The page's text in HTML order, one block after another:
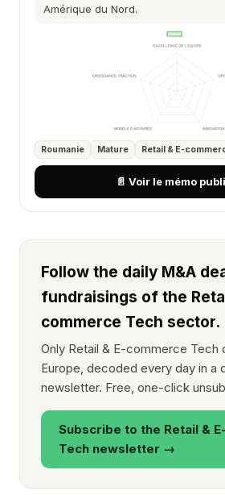
Amérique du Nord.
Roumanie Mature Retail & E-
📄 Voir le mémo
Follow the daily M&A
fundraisings of the
commerce Tech sector.
Only Retail & E-commerce Tech
Europe, decoded every day in a
newsletter. Free, one-click
Subscribe to the Retail &
Tech newsletter →